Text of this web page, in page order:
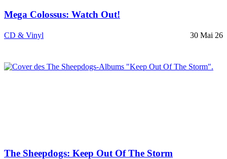
Mega Colossus: Watch Out!
CD & Vinyl 30 Mai 26
The Sheepdogs: Keep Out Of The Storm